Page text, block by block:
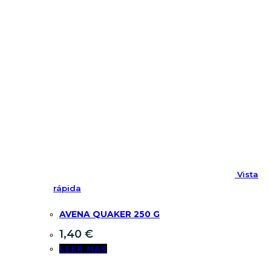
Vista
rápida
AVENA QUAKER 250 G
1,40 €
LEER MÁS